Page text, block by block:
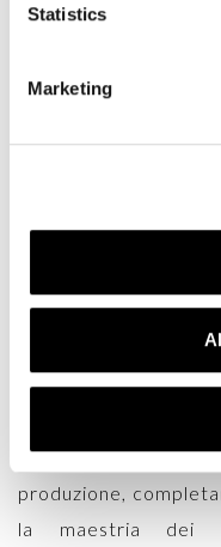
Statistics
Marketing
I prodotti della
Made in Italy
,
diventa
pensati per
spazi che
L’azienda, storica
avanti da
,
resa unica nel
produzione,
la maestria dei